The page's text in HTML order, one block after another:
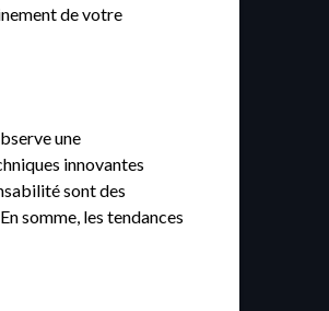
de votre
une
innovantes
sont des
somme, les tendances